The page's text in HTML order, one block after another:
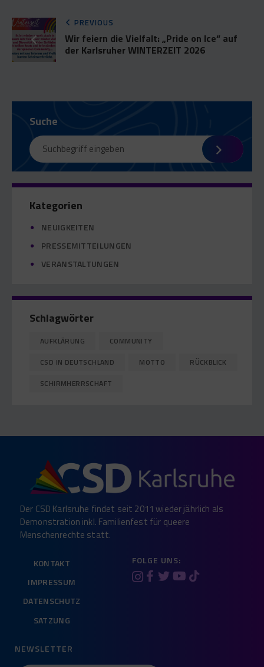
PREVIOUS
Wir feiern die Vielfalt: „Pride on Ice“ auf
der Karlsruher WINTERZEIT 2026
Suche
Kategorien
NEUIGKEITEN
PRESSEMITTEILUNGEN
VERANSTALTUNGEN
Schlagwörter
AUFKLÄRUNG
COMMUNITY
CSD IN DEUTSCHLAND
MOTTO
RÜCKBLICK
SCHIRMHERRSCHAFT
Der CSD Karlsruhe findet seit 2011 wieder jährlich als
Demonstration inkl. Familienfest für queere
Menschenrechte statt.
KONTAKT
IMPRESSUM
DATENSCHUTZ
SATZUNG
FOLGE UNS:
NEWSLETTER